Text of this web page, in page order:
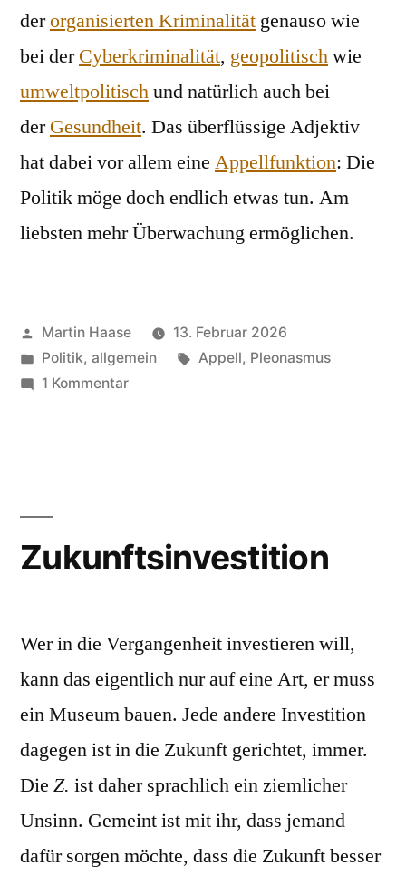
derorganisierten Kriminalität genauso wie
bei derCyberkriminalität, geopolitischwie
umweltpolitischund natürlich auch bei
derGesundheit. Das überflüssige Adjektiv
hat dabei vor allem eine Appellfunktion: Die
Politik möge doch endlich etwas tun. Am
liebsten mehr Überwachung ermöglichen.
Veröffentlicht
von
Martin Haase
13. Februar 2026
Veröffentlicht
in
Politik, allgemein Schlagwörter:
Appell, Pleonasmus
1 Kommentarzu
Zukunftsinvestition
Wer in die Vergangenheit investieren will,
kann das eigentlich nur auf eine Art, er muss
ein Museum bauen. Jede andere Investition
dagegen ist in die Zukunft gerichtet, immer.
Die Z. ist daher sprachlich ein ziemlicher
Unsinn. Gemeint ist mit ihr, dass jemand
dafür sorgen möchte, dass die Zukunft besser